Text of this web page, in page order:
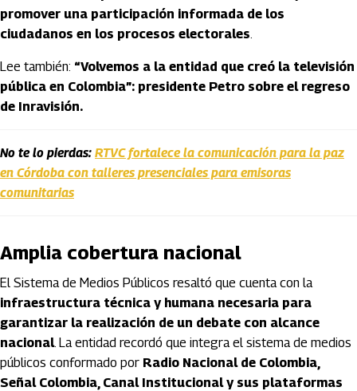
promover una participación informada de los
ciudadanos en los procesos electorales.
Lee también: “Volvemos a la entidad que creó la televisión
pública en Colombia”: presidente Petro sobre el regreso
de Inravisión.
No te lo pierdas: RTVC fortalece la comunicación para la paz
en Córdoba con talleres presenciales para emisoras
comunitarias
Amplia cobertura nacional
El Sistema de Medios Públicos resaltó que cuenta con la
infraestructura técnica y humana necesaria para
garantizar la realización de un debate con alcance
nacional. La entidad recordó que integra el sistema de medios
públicos conformado por Radio Nacional de Colombia,
Señal Colombia, Canal Institucional y sus plataformas